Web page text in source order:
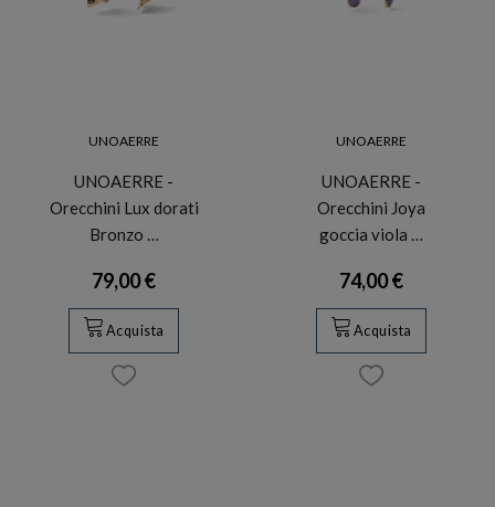
UNOAERRE
UNOAERRE -
Orecchini Lux dorati
Bronzo …
79,00 €
Acquista
UNOAERRE
UNOAERRE -
Orecchini Joya
goccia viola …
74,00 €
Acquista